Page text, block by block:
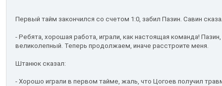
Первый тайм закончился со счетом 1:0, забил Пазин. Савин
- Ребята, хорошая работа, играли, как настоящая команда!
великолепный. Теперь продолжаем, иначе расстроите меня.
Штанюк сказал:
- Хорошо играли в первом тайме, жаль, что Цогоев получил